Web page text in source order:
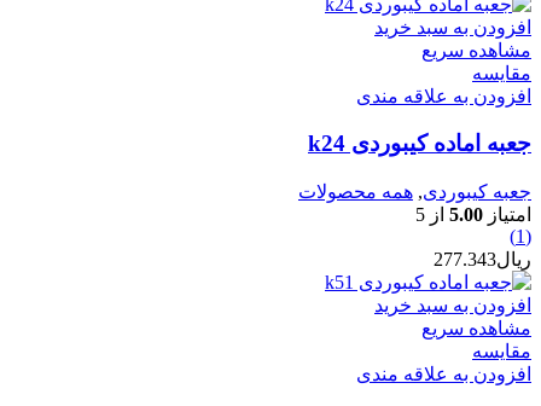
افزودن به سبد خرید
مشاهده سریع
مقایسه
افزودن به علاقه مندی
جعبه اماده کیبوردی k24
جعبه کیبوردی, همه محصولات
امتیاز 5.00 از 5
(1)
ریال277.343
افزودن به سبد خرید
مشاهده سریع
مقایسه
افزودن به علاقه مندی